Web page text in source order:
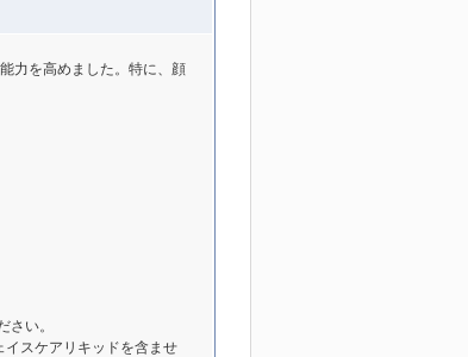
力を高めました。特に、顔
い。
スケアリキッドを含ませ